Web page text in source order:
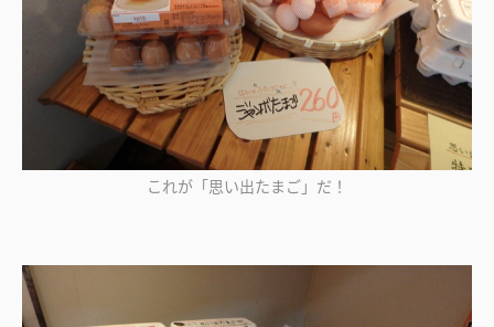
これが「思い出たまご」だ！